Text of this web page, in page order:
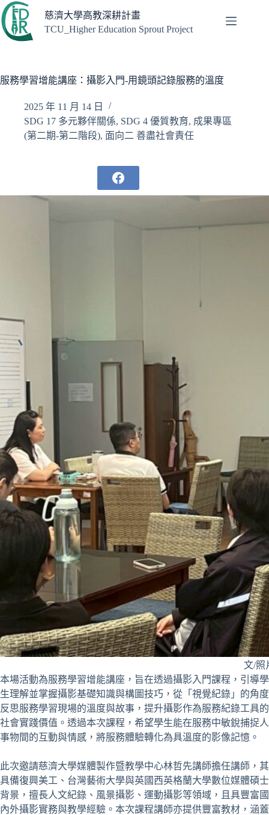
跳
至
主
容
慈濟大學高教深耕計畫
TCU_Higher Education Sprout Project
服務學習增能講座：攝影入門-用鏡頭記錄服務的溫度
2025 年 11 月 14 日
SDG 17 多元夥伴關係, SDG 4 優質教育, 成果專區
(第二期-第二階段), 面向二 善盡社會責任
文/照
本場活動為服務學習增能講座，旨在透過攝影入門課程，引導學
生理解並掌握攝影基礎知識與構圖技巧，從「視覺紀錄」的角度
反思服務學習現場的溫度與故事，提升攝影作為服務紀錄工具的
社會實踐價值。透過本次課程，希望學生能在服務中敏銳捕捉人
事物間的互動與情感，將服務體驗轉化為具溫度的影像記憶。
此次邀請慈濟大學媒體製作暨教學中心林哲先講師擔任講師，其
具備復興美工、台灣藝術大學與英國西英格蘭大學數位媒體碩士
背景，擅長人文紀錄、風景攝影、運動攝影等領域，且具豐富國
內外攝影實務與教學經驗。本次課程講師亦提供豐富教材，涵蓋